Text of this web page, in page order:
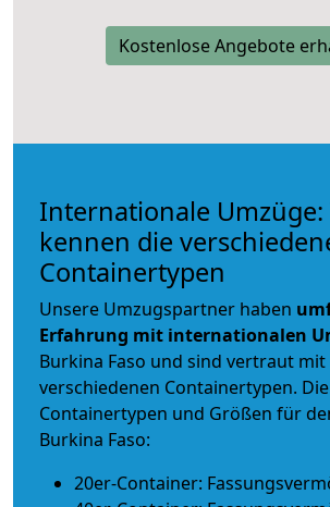
Kostenlose Angebote
Internationale Umzüge:
kennen die
Containertypen
Unsere Umzugspartner haben
Erfahrung mit internationalen
Burkina Faso und sind vertraut mit
verschiedenen Containertypen.
Containertypen und Größen für
Burkina Faso:
20er-Container: